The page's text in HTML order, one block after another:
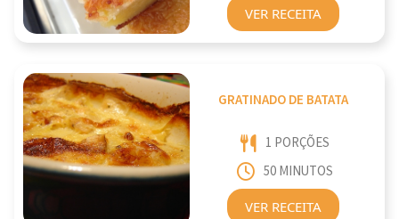
VER RECEITA
GRATINADO DE BATATA
1 PORÇÕES
50 MINUTOS
VER RECEITA